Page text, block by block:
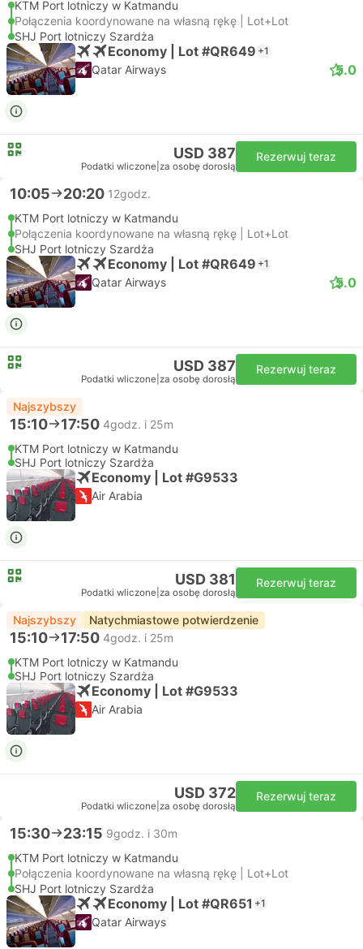
KTM Port lotniczy w Katmandu
Połączenia koordynowane na własną rękę | Lot+Lot
SHJ Port lotniczy Szardża
Economy | Lot #QR649 +1
Qatar Airways 5.0
USD 387
Podatki wliczone za osobę dorosłą
Rezerwuj teraz
10:05 20:20 12godz.
KTM Port lotniczy w Katmandu
Połączenia koordynowane na własną rękę | Lot+Lot
SHJ Port lotniczy Szardża
Economy | Lot #QR649 +1
Qatar Airways 5.0
USD 387
Podatki wliczone za osobę dorosłą
Rezerwuj teraz
Najszybszy
15:10 17:50 4godz. i 25m
KTM Port lotniczy w Katmandu
SHJ Port lotniczy Szardża
Economy | Lot #G9533
Air Arabia
USD 381
Podatki wliczone za osobę dorosłą
Rezerwuj teraz
Najszybszy Natychmiastowe potwierdzenie
15:10 17:50 4godz. i 25m
KTM Port lotniczy w Katmandu
SHJ Port lotniczy Szardża
Economy | Lot #G9533
Air Arabia
USD 372
Podatki wliczone za osobę dorosłą
Rezerwuj teraz
15:30 23:15 9godz. i 30m
KTM Port lotniczy w Katmandu
Połączenia koordynowane na własną rękę | Lot+Lot
SHJ Port lotniczy Szardża
Economy | Lot #QR651 +1
Qatar Airways